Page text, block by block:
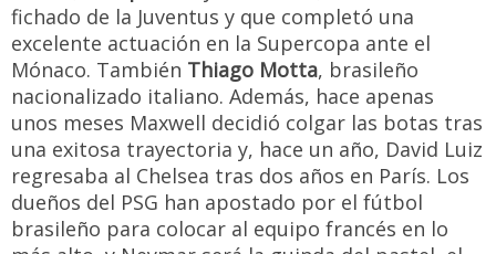
fichado de la Juventus y que completó una
excelente actuación en la Supercopa ante el
Mónaco. También Thiago Motta, brasileño
nacionalizado italiano. Además, hace apenas
unos meses Maxwell decidió colgar las botas tras
una exitosa trayectoria y, hace un año, David Luiz
regresaba al Chelsea tras dos años en París. Los
dueños del PSG han apostado por el fútbol
brasileño para colocar al equipo francés en lo